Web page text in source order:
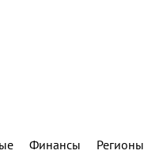
Финансы Регионы